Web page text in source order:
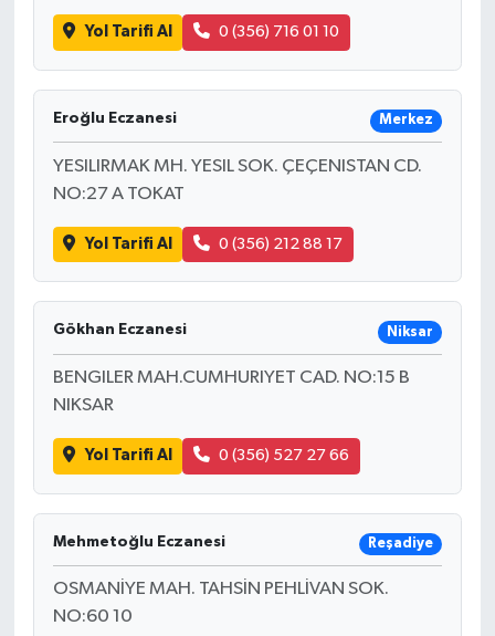
Yol Tarifi Al 0 (356) 716 01 10
Eroğlu Eczanesi Merkez
YESILIRMAK MH. YESIL SOK. ÇEÇENISTAN CD.
NO:27 A TOKAT
Yol Tarifi Al 0 (356) 212 88 17
Gökhan Eczanesi Niksar
BENGILER MAH.CUMHURIYET CAD. NO:15 B
NIKSAR
Yol Tarifi Al 0 (356) 527 27 66
Mehmetoğlu Eczanesi Reşadiye
OSMANİYE MAH. TAHSİN PEHLİVAN SOK.
NO:60 10